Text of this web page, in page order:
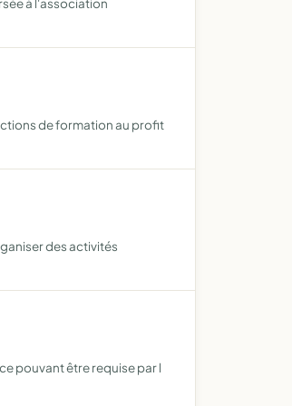
à l'association
de formation au profit
des activités
pouvant être requise par l